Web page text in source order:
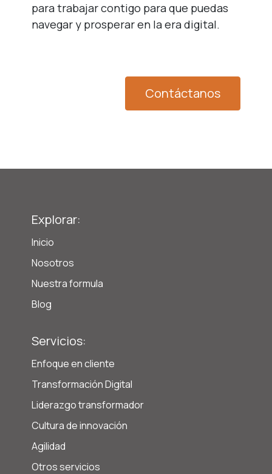
para trabajar contigo para que puedas
navegar y prosperar en la era digital.
Contáctanos
Explorar:
Inicio
Nosotros
Nuestra formula
Blog
Servicios:
Enfoque en cliente
Transformación Digital
Liderazgo transformador
Cultura de innovación
Agilidad
Otros servicios